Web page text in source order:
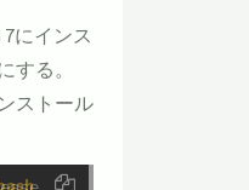
にインス
する。
ストール